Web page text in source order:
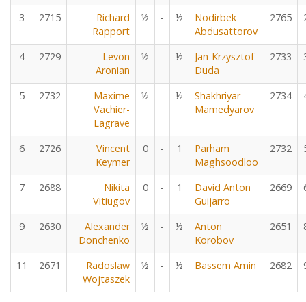
3 2715
Richard
Rapport
½ - ½
Nodirbek
Abdusattorov
2765
4 2729
Levon
Aronian
½ - ½
Jan-Krzysztof
Duda
2733
5 2732
Maxime
Vachier-
Lagrave
½ - ½
Shakhriyar
Mamedyarov
2734
6 2726
Vincent
Keymer
0 - 1
Parham
Maghsoodloo
2732
7 2688
Nikita
Vitiugov
0 - 1
David Anton
Guijarro
2669
9 2630
Alexander
Donchenko
½ - ½
Anton
Korobov
2651
11 2671
Radoslaw
Wojtaszek
½ - ½ Bassem Amin 2682